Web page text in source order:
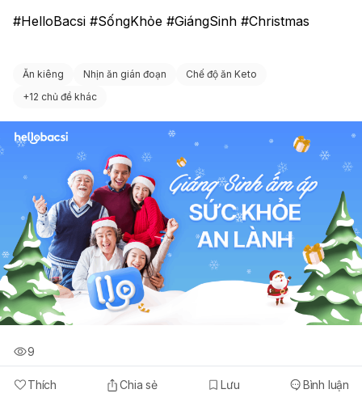
#HelloBacsi #SốngKhỏe #GiángSinh #Christmas
Ăn kiêng Nhịn ăn gián đoạn
Chế độ ăn Keto
+12 chủ đề khác
Thích Chia sẻ Lưu Bình luận
9